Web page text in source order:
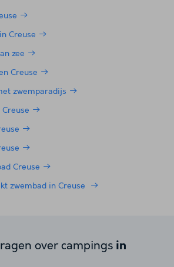
Creuse
zee
Creuse
zwemparadijs
Creuse
zwembad in Creuse
over campings in